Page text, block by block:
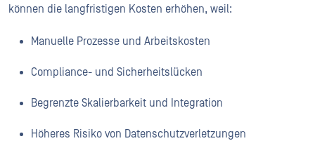
können die langfristigen Kosten erhöhen, weil:
Manuelle Prozesse und Arbeitskosten
Compliance- und Sicherheitslücken
Begrenzte Skalierbarkeit und Integration
Höheres Risiko von Datenschutzverletzungen